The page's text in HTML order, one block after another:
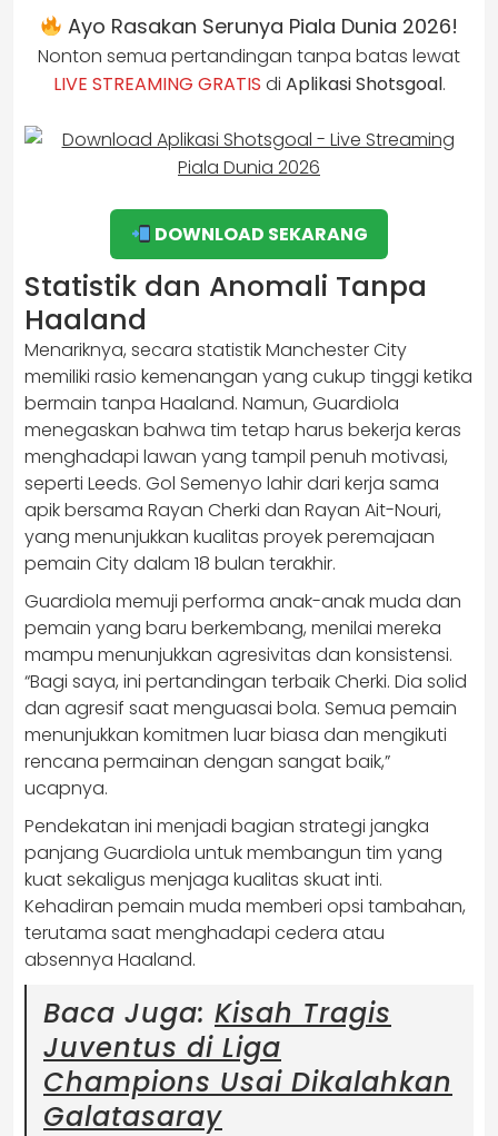
Ayo Rasakan Serunya Piala Dunia 2026!
Nonton semua pertandingan tanpa batas lewat
LIVE STREAMING GRATIS di Aplikasi Shotsgoal.
DOWNLOAD SEKARANG
Statistik dan Anomali Tanpa
Haaland
Menariknya, secara statistik Manchester City
memiliki rasio kemenangan yang cukup tinggi ketika
bermain tanpa Haaland. Namun, Guardiola
menegaskan bahwa tim tetap harus bekerja keras
menghadapi lawan yang tampil penuh motivasi,
seperti Leeds. Gol Semenyo lahir dari kerja sama
apik bersama Rayan Cherki dan Rayan Ait-Nouri,
yang menunjukkan kualitas proyek peremajaan
pemain City dalam 18 bulan terakhir.
Guardiola memuji performa anak-anak muda dan
pemain yang baru berkembang, menilai mereka
mampu menunjukkan agresivitas dan konsistensi.
“Bagi saya, ini pertandingan terbaik Cherki. Dia solid
dan agresif saat menguasai bola. Semua pemain
menunjukkan komitmen luar biasa dan mengikuti
rencana permainan dengan sangat baik,”
ucapnya.
Pendekatan ini menjadi bagian strategi jangka
panjang Guardiola untuk membangun tim yang
kuat sekaligus menjaga kualitas skuat inti.
Kehadiran pemain muda memberi opsi tambahan,
terutama saat menghadapi cedera atau
absennya Haaland.
Baca Juga: Kisah Tragis
Juventus di Liga
Champions Usai Dikalahkan
Galatasaray